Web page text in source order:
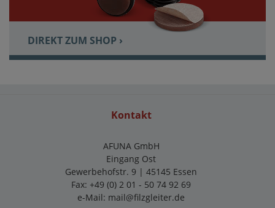
DIREKT ZUM SHOP ›
Kontakt
AFUNA GmbH
Eingang Ost
Gewerbehofstr. 9 | 45145 Essen
Fax: +49 (0) 2 01 - 50 74 92 69
e-Mail: mail@filzgleiter.de